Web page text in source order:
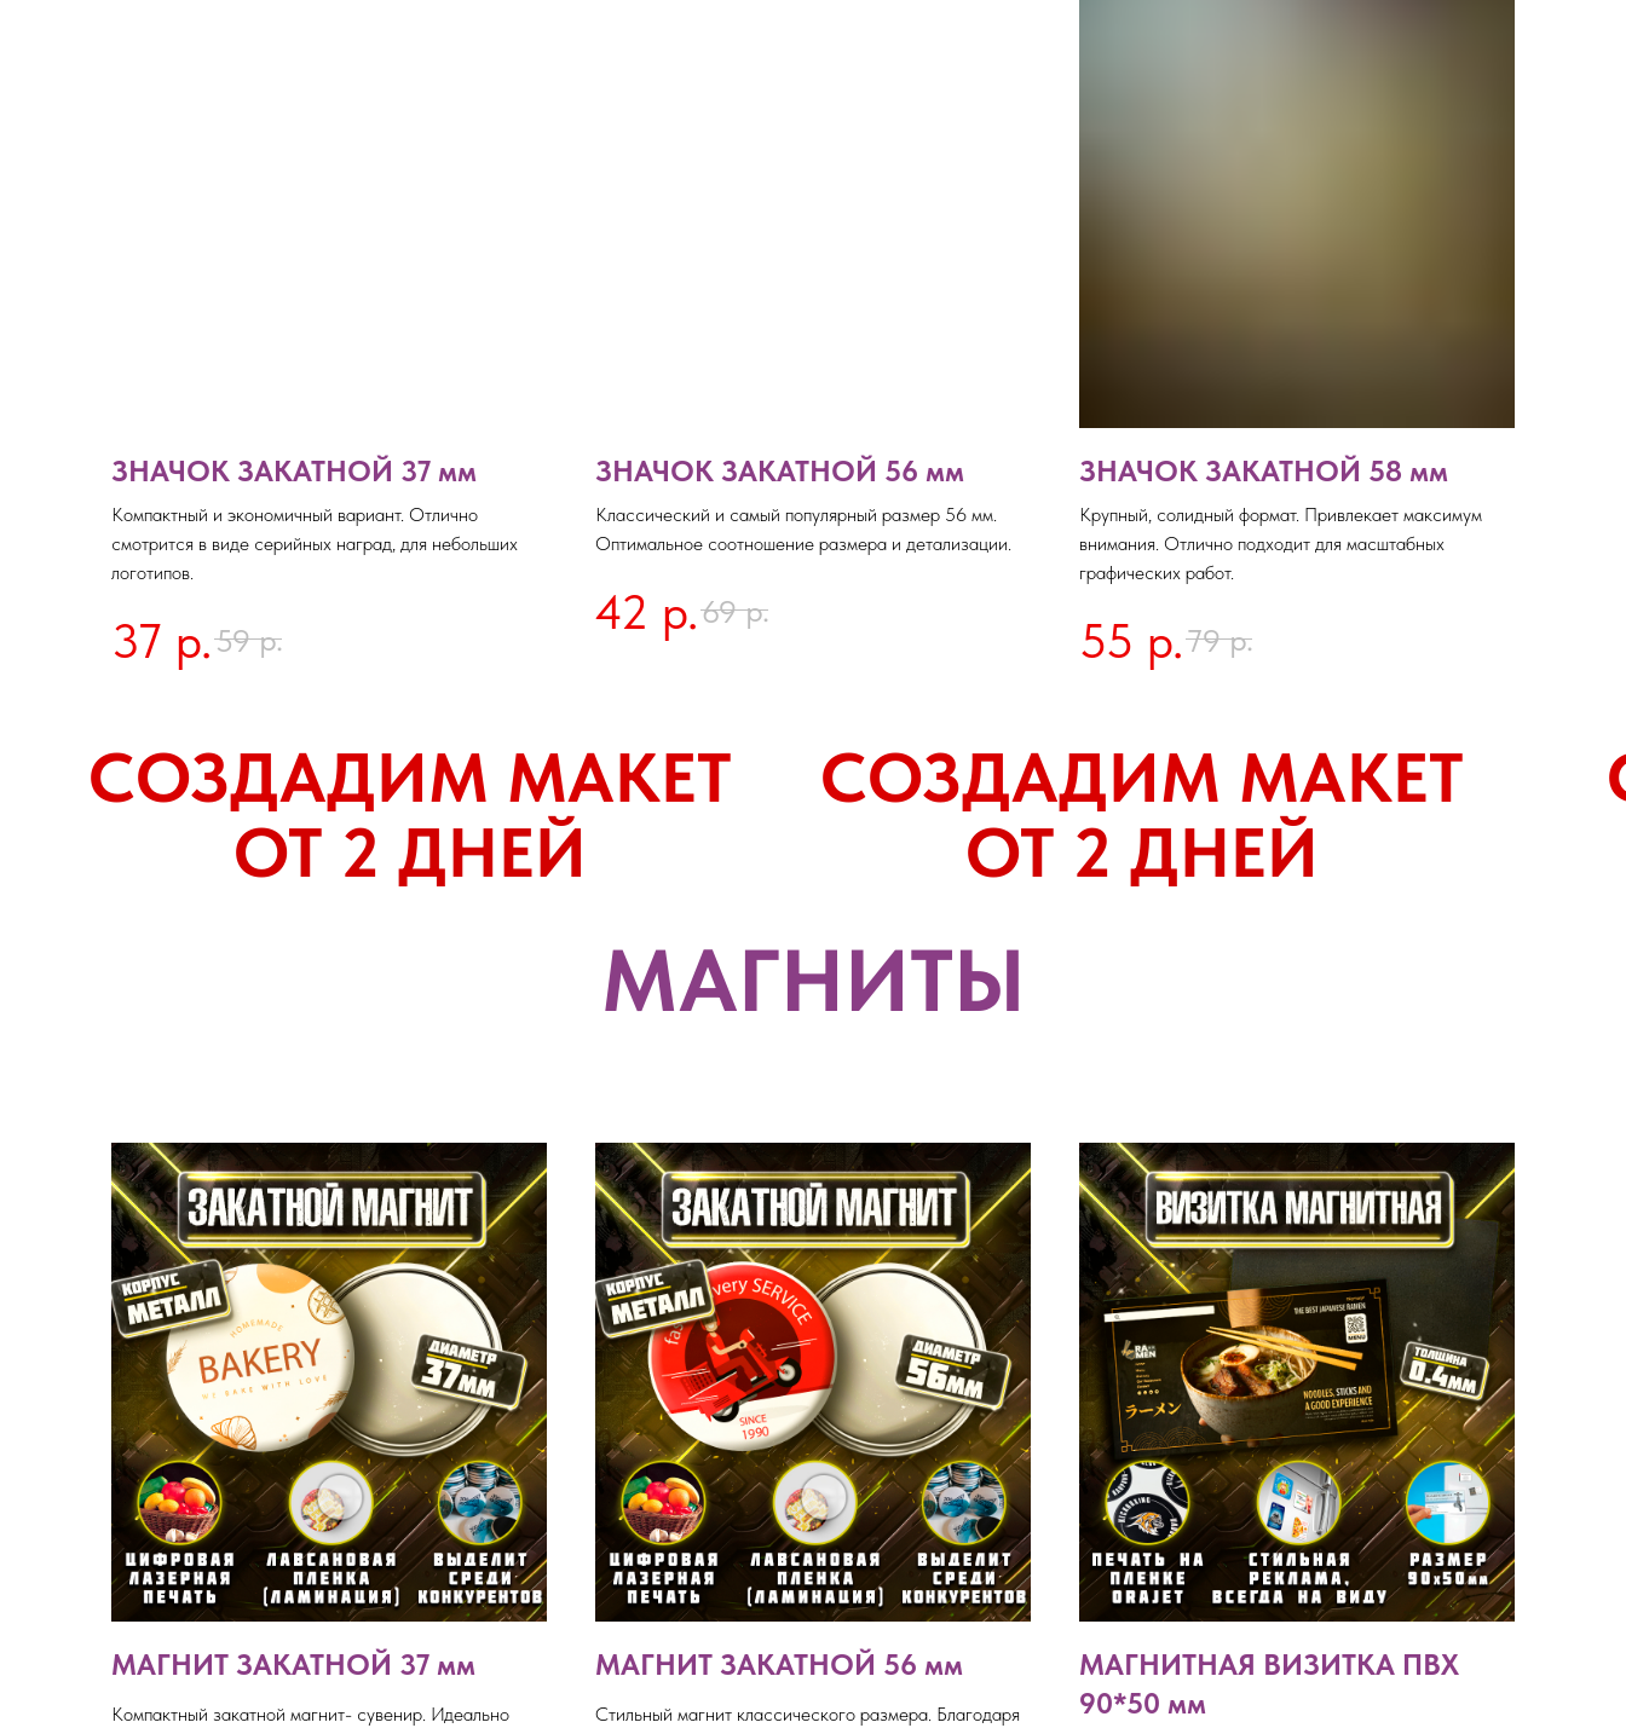
ЗНАЧОК ЗАКАТНОЙ 37 мм
Компактный и экономичный вариант. Отлично
смотрится в виде серийных наград, для небольших
логотипов.
37 р.59 р.
ЗНАЧОК ЗАКАТНОЙ 56 мм
Классический и самый популярный размер 56 мм.
Оптимальное соотношение размера и детализации.
42 р.69 р.
ЗНАЧОК ЗАКАТНОЙ 58 мм
Крупный, солидный формат. Привлекает максимум
внимания. Отлично подходит для масштабных
графических работ.
55 р.79 р.
СОЗДАДИМ МАКЕТ
ОТ 2 ДНЕЙ
СОЗДАДИМ МАКЕТ
ОТ 2 ДНЕЙ
МАГНИТЫ
МАГНИТ ЗАКАТНОЙ 37 мм
Компактный закатной магнит- сувенир. Идеально
МАГНИТ ЗАКАТНОЙ 56 мм
Стильный магнит классического размера. Благодаря
МАГНИТНАЯ ВИЗИТКА ПВХ
90*50 мм